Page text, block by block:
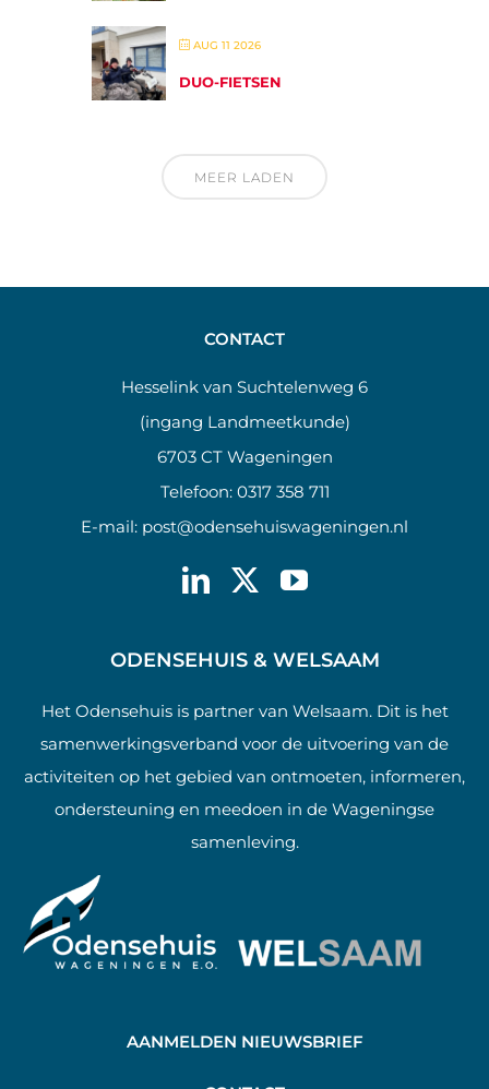
AUG 11 2026
DUO-FIETSEN
MEER LADEN
CONTACT
Hesselink van Suchtelenweg 6
(ingang Landmeetkunde)
6703 CT Wageningen
Telefoon: 0317 358 711
E-mail: post@odensehuiswageningen.nl
ODENSEHUIS & WELSAAM
Het Odensehuis is partner van Welsaam. Dit is het
samenwerkingsverband voor de uitvoering van de
activiteiten op het gebied van ontmoeten, informeren,
ondersteuning en meedoen in de Wageningse
samenleving.
AANMELDEN NIEUWSBRIEF